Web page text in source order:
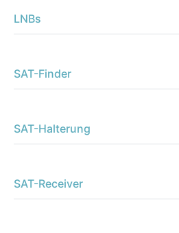
LNBs
SAT-Finder
SAT-Halterung
SAT-Receiver